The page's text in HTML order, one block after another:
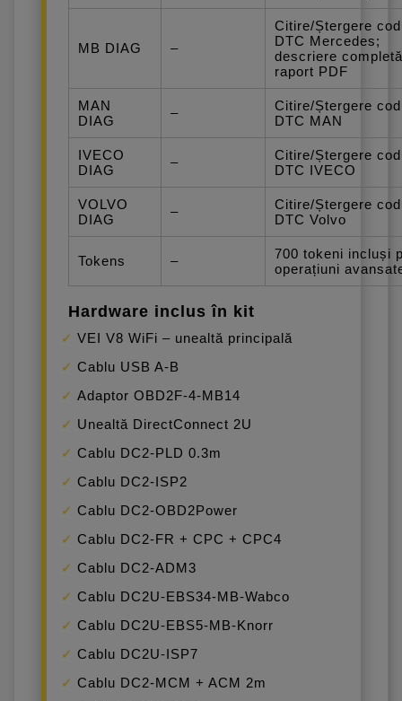
MB DIAG –
Citire/Ștergere
DTC Mercedes;
descriere
raport PDF
MAN
DIAG
–
Citire/Ștergere
DTC MAN
IVECO
DIAG
–
Citire/Ștergere
DTC IVECO
VOLVO
DIAG
–
Citire/Ștergere
DTC Volvo
Tokens –
700 tokeni incluși
operațiuni
Hardware inclus în kit
VEI V8 WiFi – unealtă principală
Cablu USB A-B
Adaptor OBD2F-4-MB14
Unealtă DirectConnect 2U
Cablu DC2-PLD 0.3m
Cablu DC2-ISP2
Cablu DC2-OBD2Power
Cablu DC2-FR + CPC + CPC4
Cablu DC2-ADM3
Cablu DC2U-EBS34-MB-Wabco
Cablu DC2U-EBS5-MB-Knorr
Cablu DC2U-ISP7
Cablu DC2-MCM + ACM 2m